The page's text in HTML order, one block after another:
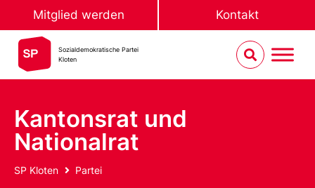
Mitglied werden Kontakt
Sozialdemokratische Partei
Kloten
Kantonsrat und
Nationalrat
SP Kloten Partei